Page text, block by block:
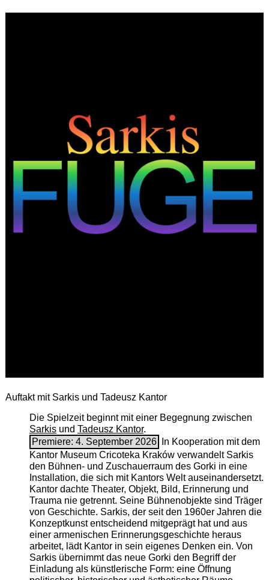
Auftakt mit Sarkis und Tadeusz Kantor
Die Spielzeit beginnt mit einer Begegnung zwischen
Sarkisund Tadeusz Kantor.
Premiere: 4. September 2026
In Kooperation mit dem
Kantor Museum Cricoteka Kraków verwandelt Sarkis
den Bühnen- und Zuschauerraum des Gorki in eine
Installation, die sich mit Kantors Welt auseinandersetzt.
Kantor dachte Theater, Objekt, Bild, Erinnerung und
Trauma nie getrennt. Seine Bühnenobjekte sind Träger
von Geschichte. Sarkis, der seit den 1960er Jahren die
Konzeptkunst entscheidend mitgeprägt hat und aus
einer armenischen ­Erinnerungsgeschichte heraus
arbeitet, lädt Kantor in sein eigenes Denken ein. Von
Sarkis übernimmt das neue Gorki den Begriff der
Einladung als künstlerische Form: eine Öffnung